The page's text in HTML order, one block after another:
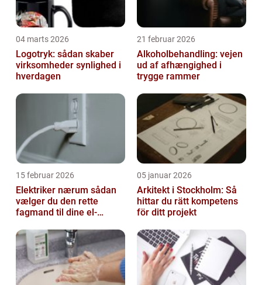
04 marts 2026
Logotryk: sådan skaber
virksomheder synlighed i
hverdagen
21 februar 2026
Alkoholbehandling: vejen
ud af afhængighed i
trygge rammer
15 februar 2026
Elektriker nærum sådan
vælger du den rette
fagmand til dine el-
05 januar 2026
Arkitekt i Stockholm: Så
hittar du rätt kompetens
för ditt projekt